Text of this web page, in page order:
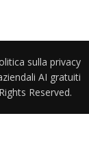
sulla privacy
AI gratuiti
Reserved.